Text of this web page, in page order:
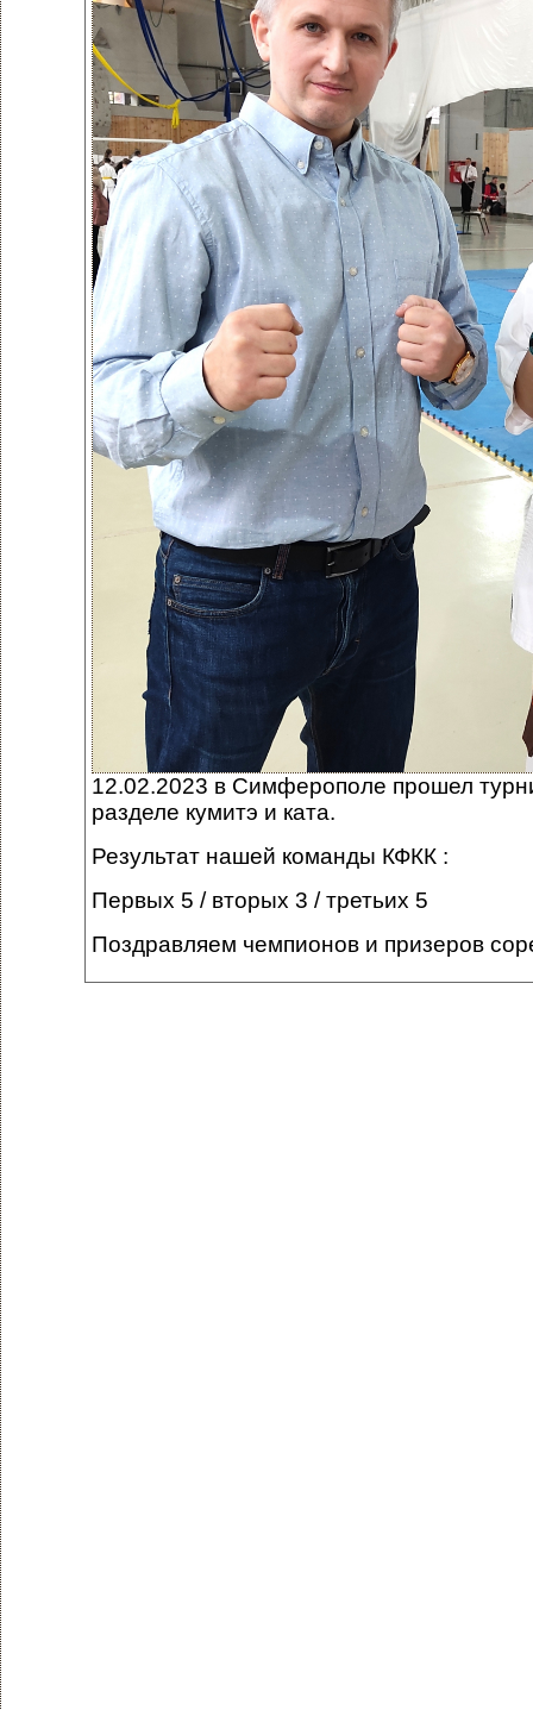
12.02.2023 в Симферополе прошел
разделе кумитэ и ката.
Результат нашей команды КФКК :
Первых 5 / вторых 3 / третьих 5
Поздравляем чемпионов и призеров